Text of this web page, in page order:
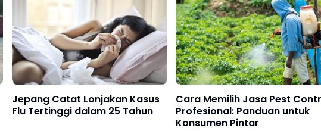
Jepang Catat Lonjakan Kasus
Flu Tertinggi dalam 25 Tahun
Cara Memilih Jasa Pest
Profesional: Panduan untuk
Konsumen Pintar